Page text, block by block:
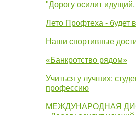
"Дорогу осилит
Лето Профтеха - будет
Наши спортивные
«Банкротство рядом»
Учиться у лучших:
профессию
МЕЖДУНАРОДНАЯ